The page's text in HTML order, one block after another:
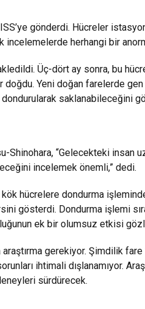
gönderdi. Hücreler
incelemelerde herhangi bir
Üç-dört ay sonra, bu
Yeni doğan farelerde
saklanabileceğini
Shinohara, “Gelecekteki insan
incelemek önemli,” dedi.
kök hücrelere dondurma
gösterdi. Dondurma işlemi
ek bir olumsuz etkisi
gerekiyor. Şimdilik fare
ihtimali dışlanamıyor.
sürdürecek.